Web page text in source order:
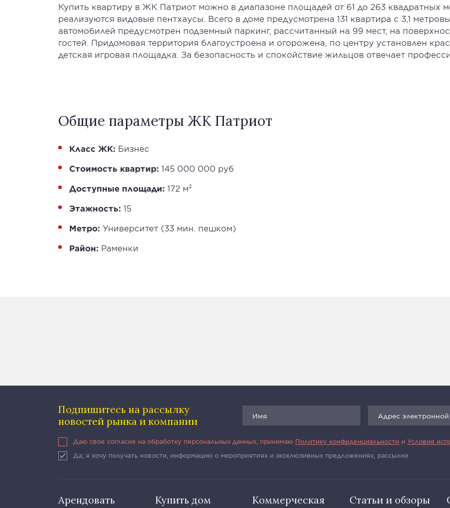
Купить квартиру в ЖК Патриот можно в диапазоне площадей от 61 до 263 квадратных
реализуются видовые пентхаусы. Всего в доме предусмотрена 131 квартира с 3,1
автомобилей предусмотрен подземный паркинг, рассчитанный на 99 мест, на
гостей. Придомовая территория благоустроена и огорожена, по центру установлен
детская игровая площадка. За безопасность и спокойствие жильцов отвечает
Общие параметры ЖК Патриот
Класс ЖК: Бизнес
Стоимость квартир: 145 000 000 руб
Доступные площади: 172 м²
Этажность: 15
Метро: Университет (33 мин. пешком)
Район: Раменки
Подпишитесь на рассылку
новостей рынка и компании
Даю свое согласие на обработку персональных данных, принимаю Политику конфиденциальности и Условия
Да, я хочу получать новости, информацию о мероприятиях и эксклюзивных предложениях, рассылки
Арендовать
Купить дом
Коммерческая
Статьи и обзоры